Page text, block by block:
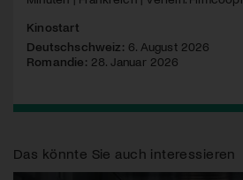
Kinostart
Deutschschweiz: 6. August 2026
Romandie: 28. Januar 2026
Das könnte Sie auch interessieren